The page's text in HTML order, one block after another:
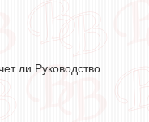
ли Руководство....